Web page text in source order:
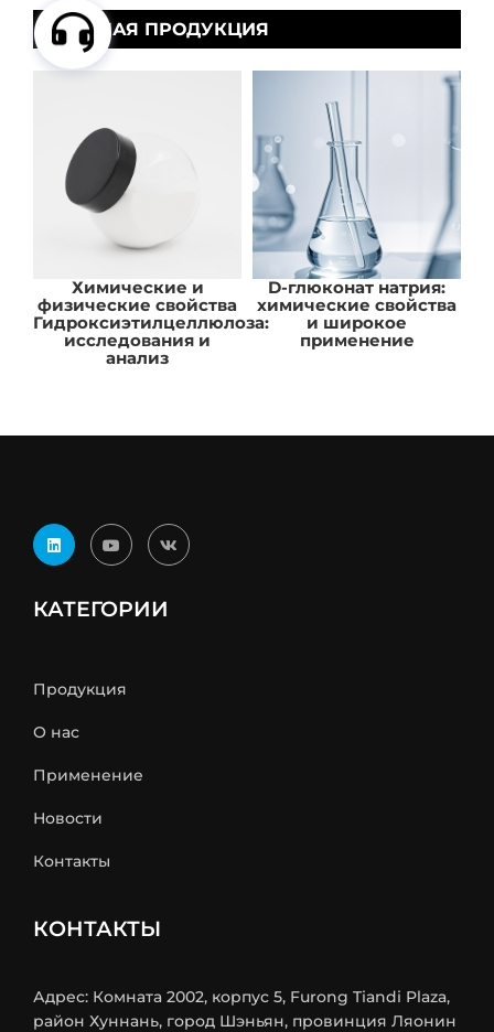
ГОРЯЧАЯ ПРОДУКЦИЯ
Химические и
физические свойства
Гидроксиэтилцеллюлоза:
исследования и
анализ
D-глюконат натрия:
химические свойства
и широкое
применение
КАТЕГОРИИ
Продукция
О нас
Применение
Новости
Контакты
КОНТАКТЫ
Адрес: Комната 2002, корпус 5, Furong Tiandi Plaza,
район Хуннань, город Шэньян, провинция Ляонин